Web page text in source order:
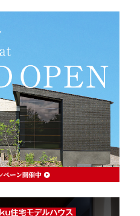
すデザイン力
コーディネート
の家
度計算 全棟標準
の追求
宅